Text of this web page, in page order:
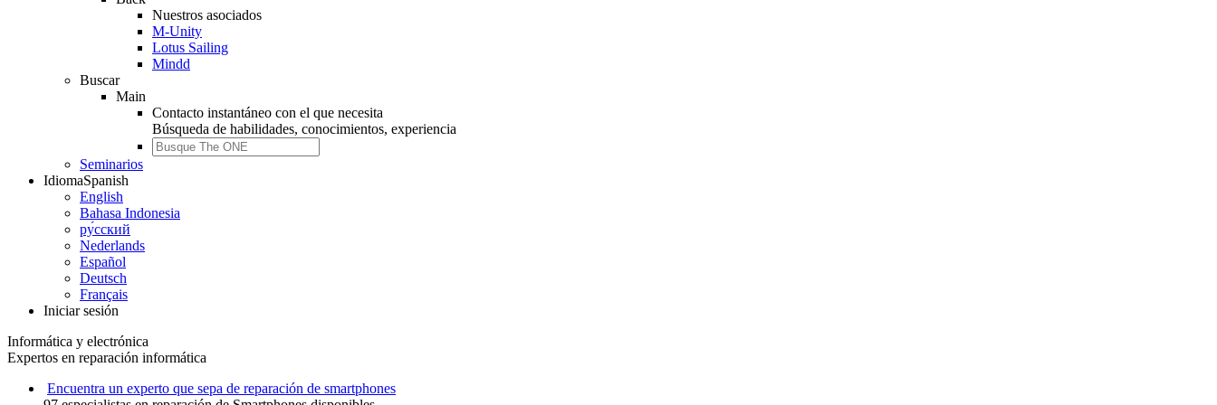
Nuestros asociados
M-Unity
Lotus Sailing
Mindd
Buscar
Main
Contacto instantáneo con el que necesita
Búsqueda de habilidades, conocimientos, experiencia
Seminarios
IdiomaSpanish
English
Bahasa Indonesia
ру́сский
Nederlands
Español
Deutsch
Français
Iniciar sesión
Informática y electrónica
Expertos en reparación informática
Encuentra un experto que sepa de reparación de smartphones